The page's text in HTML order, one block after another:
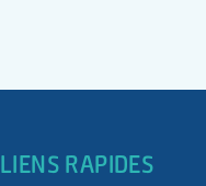
LIENS RAPIDES